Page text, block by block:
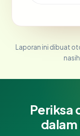
Laporan ini dibuat
Periksa